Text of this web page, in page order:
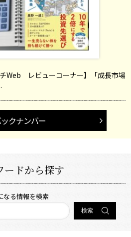
チWeb レビューコーナー】「成長市場
クナンバー
ードから探す
なる情報を検索